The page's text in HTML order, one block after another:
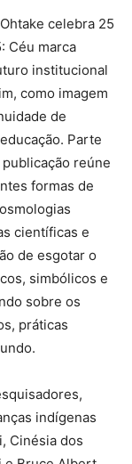
celebra 25
Céu marca
institucional
como imagem
de
Parte
reúne
formas de
científicas e
de esgotar o
simbólicos e
sobre os
práticas
indígenas
Cinésia dos